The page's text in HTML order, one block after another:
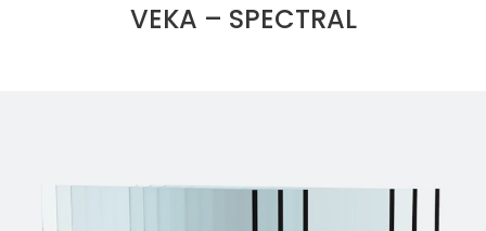
VEKA – SPECTRAL